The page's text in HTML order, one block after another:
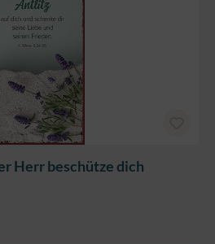
Herr beschütze dich